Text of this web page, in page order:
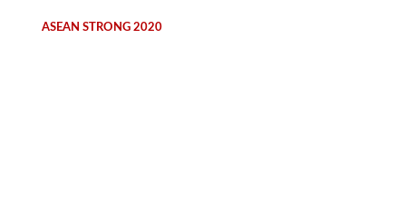
ASEAN STRONG 2020